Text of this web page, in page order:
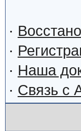
·
·
· Наша
· Связь с